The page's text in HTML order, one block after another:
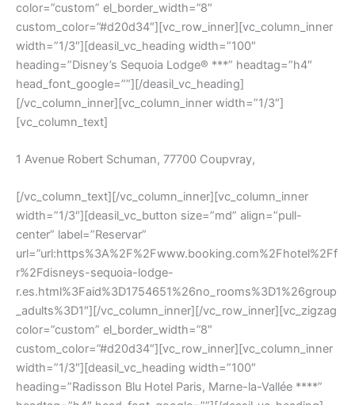
color=”custom” el_border_width=”8″
custom_color=”#d20d34″][vc_row_inner][vc_column_inner
width=”1/3″][deasil_vc_heading width=”100″
heading=”Disney’s Sequoia Lodge® ***” headtag=”h4″
head_font_google=””][/deasil_vc_heading]
[/vc_column_inner][vc_column_inner width=”1/3″]
[vc_column_text]
1 Avenue Robert Schuman, 77700 Coupvray,
[/vc_column_text][/vc_column_inner][vc_column_inner
width=”1/3″][deasil_vc_button size=”md” align=”pull-
center” label=”Reservar”
url=”url:https%3A%2F%2Fwww.booking.com%2Fhotel%2Ff
r%2Fdisneys-sequoia-lodge-
r.es.html%3Faid%3D1754651%26no_rooms%3D1%26group
_adults%3D1″][/vc_column_inner][/vc_row_inner][vc_zigzag
color=”custom” el_border_width=”8″
custom_color=”#d20d34″][vc_row_inner][vc_column_inner
width=”1/3″][deasil_vc_heading width=”100″
heading=”Radisson Blu Hotel Paris, Marne-la-Vallée ****”